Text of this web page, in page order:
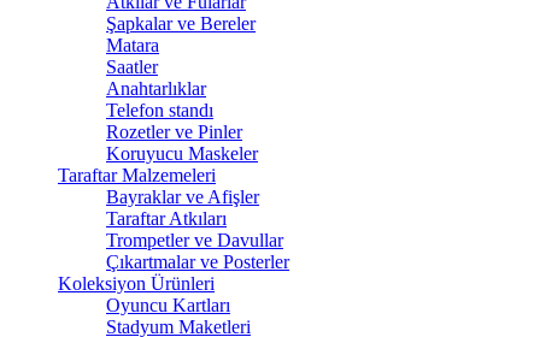
Şapkalar ve Bereler
Matara
Saatler
Anahtarlıklar
Telefon standı
Rozetler ve Pinler
Koruyucu Maskeler
Taraftar Malzemeleri
Bayraklar ve Afişler
Taraftar Atkıları
Trompetler ve Davullar
Çıkartmalar ve Posterler
Koleksiyon Ürünleri
Oyuncu Kartları
Stadyum Maketleri